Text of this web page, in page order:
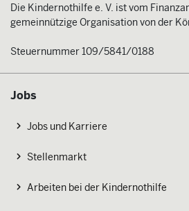
Die Kindernothilfe e. V. ist vom
gemeinnützige Organisation von der
Steuernummer 109/5841/0188
Jobs
Jobs und Karriere
Stellenmarkt
Arbeiten bei der Kindernothilfe